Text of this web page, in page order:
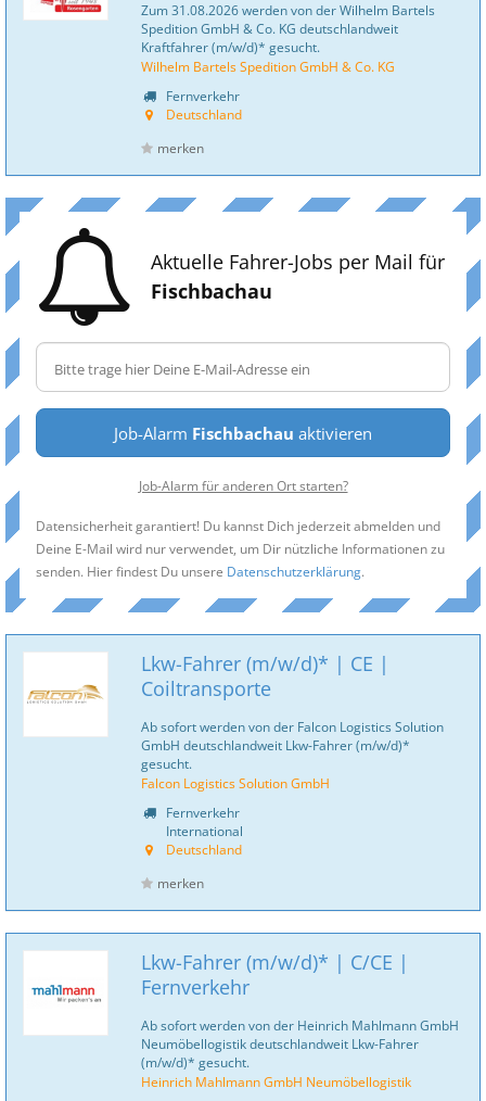
Zum 31.08.2026 werden von der Wilhelm Bartels
Spedition GmbH & Co. KG deutschlandweit
Kraftfahrer (m/w/d)* gesucht.
Wilhelm Bartels Spedition GmbH & Co. KG
Fernverkehr
Deutschland
merken
Aktuelle Fahrer-Jobs per Mail für
Fischbachau
Job-Alarm Fischbachau aktivieren
Job-Alarm für anderen Ort starten?
Datensicherheit garantiert! Du kannst Dich jederzeit abmelden und
Deine E-Mail wird nur verwendet, um Dir nützliche Informationen zu
senden. Hier findest Du unsere Datenschutzerklärung.
Lkw-Fahrer (m/w/d)* | CE |
Coiltransporte
Ab sofort werden von der Falcon Logistics Solution
GmbH deutschlandweit Lkw-Fahrer (m/w/d)*
gesucht.
Falcon Logistics Solution GmbH
Fernverkehr
International
Deutschland
merken
Lkw-Fahrer (m/w/d)* | C/CE |
Fernverkehr
Ab sofort werden von der Heinrich Mahlmann GmbH
Neumöbellogistik deutschlandweit Lkw-Fahrer
(m/w/d)* gesucht.
Heinrich Mahlmann GmbH Neumöbellogistik